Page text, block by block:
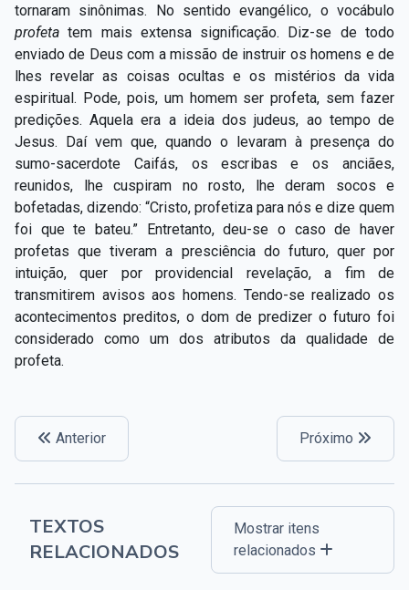
Capítulo XX — Os trabalhadores da última hora ▸
Capítulo XXI — Haverá falsos cristos e falsos
profetas
▸
Capítulo XXII — Não separareis o que Deus juntou ▸
Capítulo XXIII — Estranha moral
Capítulo XXIV — Não ponhais a candeia debaixo do
alqueire
▸
Capítulo XXV — Buscai e achareis ▸
Capítulo XXVI — Dai gratuitamente o que
gratuitamente recebestes
▸
Capítulo XXVII — Pedi e obtereis ▸
tornaram sinônimas. No sentido evangélico, o vocábulo
profetatem mais extensa significação. Diz-se de todo
enviado de Deus com a missão de instruir os homens e de
lhes revelar as coisas ocultas e os mistérios da vida
espiritual. Pode, pois, um homem ser profeta, sem fazer
predições. Aquela era a ideia dos judeus, ao tempo de
Jesus. Daí vem que, quando o levaram à presença do
sumo-sacerdote Caifás, os escribas e os anciães,
reunidos, lhe cuspiram no rosto, lhe deram socos e
bofetadas, dizendo: “Cristo, profetiza para nós e dize quem
foi que te bateu.” Entretanto, deu-se o caso de haver
profetas que tiveram a presciência do futuro, quer por
intuição, quer por providencial revelação, a fim de
transmitirem avisos aos homens. Tendo-se realizado os
acontecimentos preditos, o dom de predizer o futuro foi
considerado como um dos atributos da qualidade de
profeta.
Anterior Próximo
TEXTOS
RELACIONADOS
Mostrar itens
relacionados